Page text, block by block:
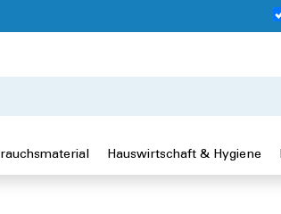
Hauswirtschaft & Hygiene